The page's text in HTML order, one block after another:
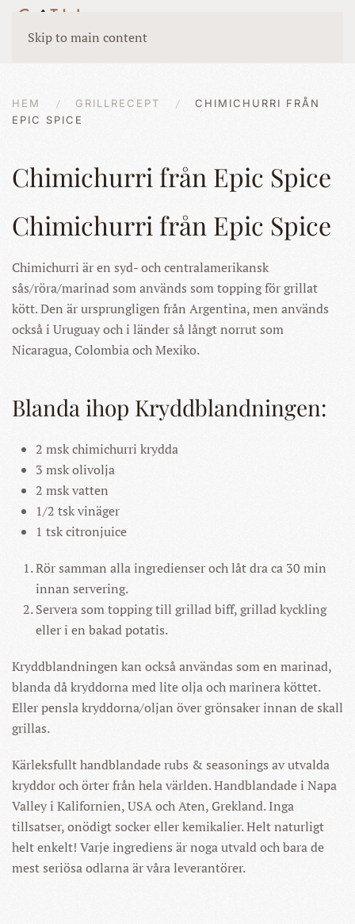
Skip to main content
HEM GRILLRECEPT
CHIMICHURRI FRÅN
EPIC SPICE
Chimichurri från Epic Spice
Chimichurri från Epic Spice
Chimichurri är en syd- och centralamerikansk
sås/röra/marinad som används som topping för grillat
kött. Den är ursprungligen från Argentina, men används
också i Uruguay och i länder så långt norrut som
Nicaragua, Colombia och Mexiko.
Blanda ihop Kryddblandningen:
2 msk chimichurri krydda
3 msk olivolja
2 msk vatten
1/2 tsk vinäger
1 tsk citronjuice
Rör samman alla ingredienser och låt dra ca 30 min
innan servering.
Servera som topping till grillad biff, grillad kyckling
eller i en bakad potatis.
Kryddblandningen kan också användas som en marinad,
blanda då kryddorna med lite olja och marinera köttet.
Eller pensla kryddorna/oljan över grönsaker innan de skall
grillas.
Kärleksfullt handblandade rubs & seasonings av utvalda
kryddor och örter från hela världen. Handblandade i Napa
Valley i Kalifornien, USA och Aten, Grekland. Inga
tillsatser, onödigt socker eller kemikalier. Helt naturligt
helt enkelt! Varje ingrediens är noga utvald och bara de
mest seriösa odlarna är våra leverantörer.